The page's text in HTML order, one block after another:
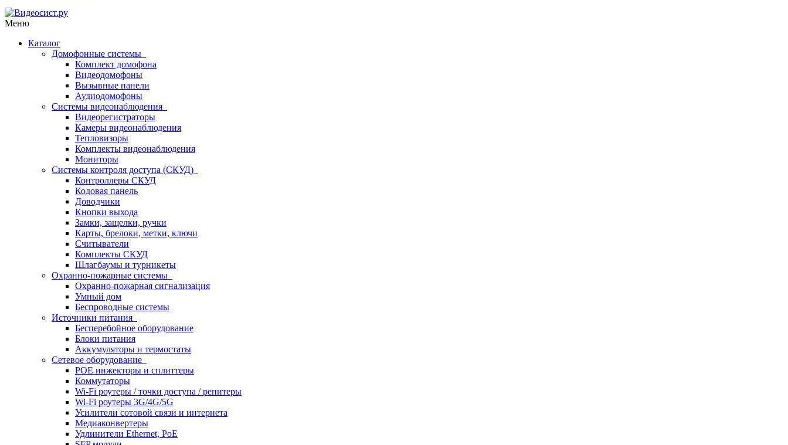
Меню
Каталог
Домофонные системы
Комплект домофона
Видеодомофоны
Вызывные панели
Аудиодомофоны
Системы видеонаблюдения
Видеорегистраторы
Камеры видеонаблюдения
Тепловизоры
Комплекты видеонаблюдения
Мониторы
Системы контроля доступа (СКУД)
Контроллеры СКУД
Кодовая панель
Доводчики
Кнопки выхода
Замки, защелки, ручки
Карты, брелоки, метки, ключи
Считыватели
Комплекты СКУД
Шлагбаумы и турникеты
Охранно-пожарные системы
Охранно-пожарная сигнализация
Умный дом
Беспроводные системы
Источники питания
Бесперебойное оборудование
Блоки питания
Аккумуляторы и термостаты
Сетевое оборудование
POE инжекторы и сплиттеры
Коммутаторы
Wi-Fi роутеры / точки доступа / репитеры
Wi-Fi роутеры 3G/4G/5G
Усилители сотовой связи и интернета
Медиаконвертеры
Удлинители Ethernet, PoE